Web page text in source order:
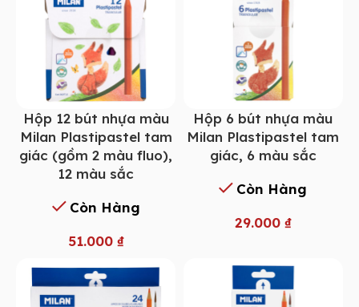
Hộp 12 bút nhựa màu
Milan Plastipastel tam
giác (gồm 2 màu fluo),
12 màu sắc
Còn Hàng
51.000 ₫
Hộp 6 bút nhựa màu
Milan Plastipastel tam
giác, 6 màu sắc
Còn Hàng
29.000 ₫